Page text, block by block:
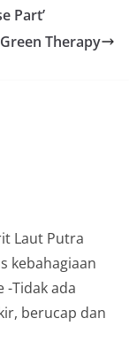
Part’
Therapy
Laut Putra
kebahagiaan
-Tidak ada
berucap dan